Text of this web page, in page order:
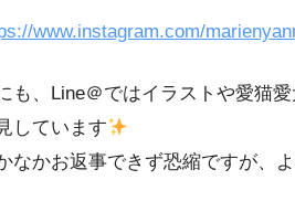
www.instagram.com/
も、Line＠ではイラストや愛猫
しています
なかお返事できず恐縮ですが、